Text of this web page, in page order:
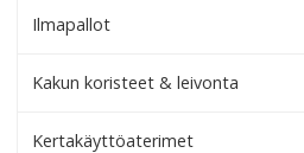
Ilmapallot
Kakun koristeet & leivonta
Kertakäyttöaterimet